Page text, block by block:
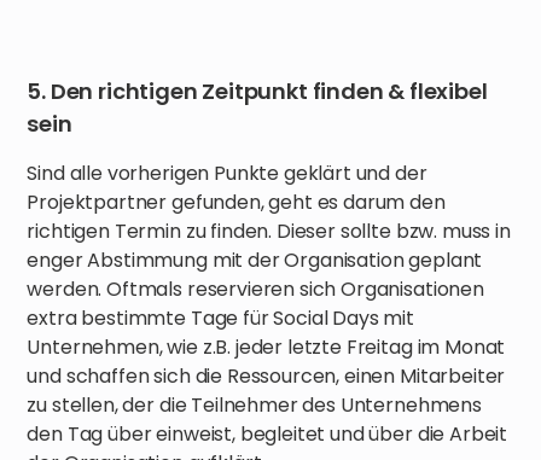
5. Den richtigen Zeitpunkt finden & flexibel
sein
Sind alle vorherigen Punkte geklärt und der
Projektpartner gefunden, geht es darum den
richtigen Termin zu finden. Dieser sollte bzw. muss in
enger Abstimmung mit der Organisation geplant
werden. Oftmals reservieren sich Organisationen
extra bestimmte Tage für Social Days mit
Unternehmen, wie z.B. jeder letzte Freitag im Monat
und schaffen sich die Ressourcen, einen Mitarbeiter
zu stellen, der die Teilnehmer des Unternehmens
den Tag über einweist, begleitet und über die Arbeit